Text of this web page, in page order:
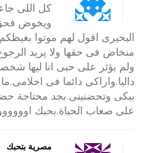
كل اللى
ويخوض فحق
البحيرى اقول لهم موتوا
منخاض فى حقها ولا يريد
ولم يؤثر على حبى انا ليها
داليا.واراكى دائما فى
بيكى وتحضنينى.بجد محتاجة
على صعاب الحياة.بحبك
مصرية بتحبك